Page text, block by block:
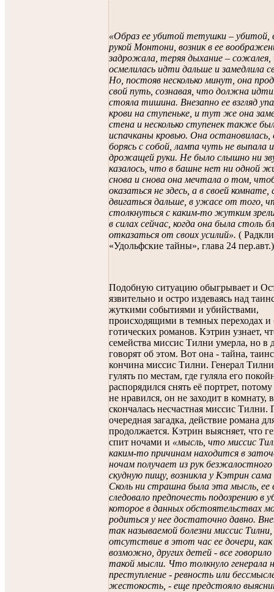
«Образ ее убитой тетушки – убитой,
рукой Монтони, возник в ее
задрожала, теряя дыхание –
осмелилась идти дальше и замедлила
Но, постояв несколько минут, она
свой путь, сознавая, что должна
стояла тишина. Внезапно ее взгляд
крови на ступеньке, и тут же она
стена и несколько ступенек также
испачканы кровью. Она остановилась,
борясь с собой, лампа чуть не выпала
дрожащей руки. Не было слышно ни
казалось, что в башне нет ни одной
снова и снова она мечтала о том,
оказаться не здесь, а в своей
двигаться дальше, в ужасе от того,
столкнуться с каким-то жутким
в силах сейчас, когда она была столь
отказаться от своих усилий». (
«Удольфские тайны», глава 24 пер.авт.)
Подобную ситуацию обыгрывает и
язвительно и остро издеваясь над
жуткими событиями и убийствами,
происходящими в темных переходах и
готических романов. Кэтрин узнает,
семейства миссис Тилни умерла, но в
говорят об этом. Вот она - тайна,
кончина миссис Тилни. Генерал
гулять по местам, где гуляла его
распорядился снять её портрет,
не нравился, он не заходит в комнату,
скончалась несчастная миссис Тилни.
очередная загадка, действие романа
продолжается. Кэтрин выясняет, что
спит ночами и «мысль, что миссис
каким-то причинам находится в
ночам получает из рук
скудную пищу, возникла у Кэтрин сама
Сколь ни страшна была эта мысль, ее
следовало предпочесть подозрению в
которое в данных обстоятельствах
родиться у нее достаточно давно.
так называемой болезни миссис Тилни,
отсутствие в этот час ее дочери, как
возможно, других детей - все говорило
такой мысли. Что толкнуло генерала
преступление - ревность или
жестокость, - еще предстояло